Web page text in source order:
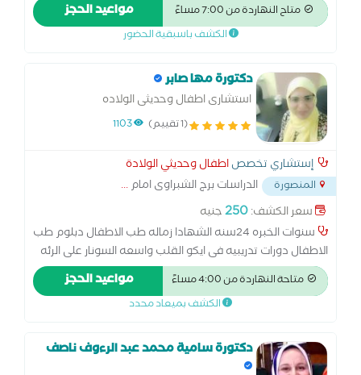
متاح النهاردة من 7:00 مساءً مواعيد الحجز
الكشف باسبقية الحضور
دكتورة مها صابر
استشارى اطفال وحديثى الولاده
(1 تقييم) 1103
إستشاري تخصصاطفال وحديثي الولادة
المنصورة الدراسات برج الشبراوى امام...
سعر الكشف:250جنيه
سنوات الخبره 24سنه الشهادا زماله طب الاطفال دبلوم طب
الاطفال دورات تدريبيه فى ايكو القلب واسعه السونار على الرئه
مدرب معتمد بالزماله المصريه لطب الاطفال المؤتمرات العلميه
التى شارك بالحضور فيها أكثر من 50مؤتمر
متاحة النهاردة من 4:00 مساءً مواعيد الحجز
الكشف بميعاد محدد
دكتورة سامية محمد عبد الرءوف ناصف